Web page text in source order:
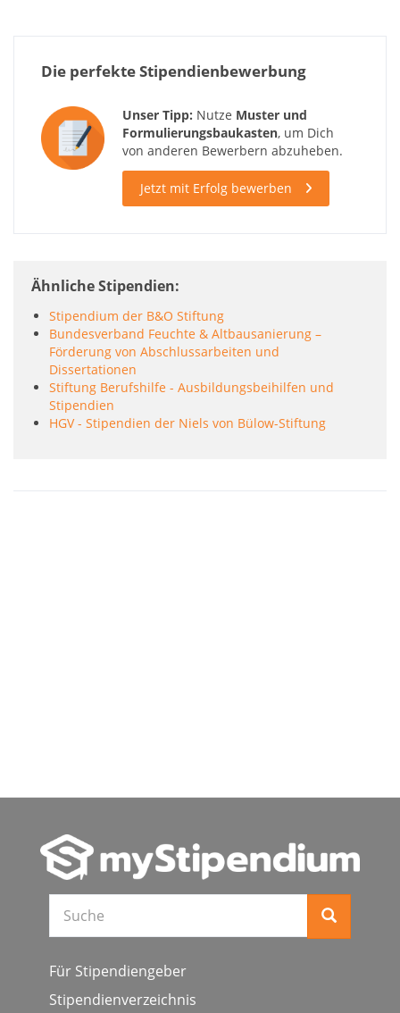
Die perfekte Stipendienbewerbung
Unser Tipp: Nutze Muster und
Formulierungsbaukasten, um Dich
von anderen Bewerbern abzuheben.
Jetzt mit Erfolg bewerben
Ähnliche Stipendien
Stipendium der B&O Stiftung
Bundesverband Feuchte & Altbausanierung –
Förderung von Abschlussarbeiten und
Dissertationen
Stiftung Berufshilfe - Ausbildungsbeihilfen und
Stipendien
HGV - Stipendien der Niels von Bülow-Stiftung
Suche
Für Stipendiengeber
Stipendienverzeichnis